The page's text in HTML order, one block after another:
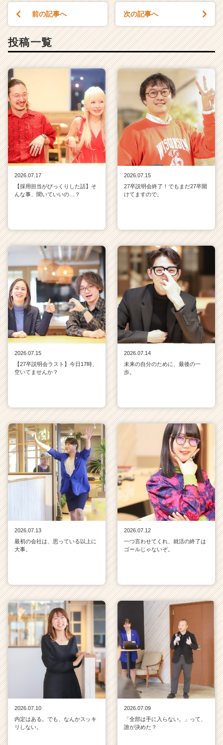
前の記事へ 次の記事へ
投稿一覧
2026.07.17
【採用担当がびっくりした話】そ
んな事、聞いていいの…？
2026.07.15
27卒説明会終了！でもまだ27卒開
けてますので。
2026.07.15
【27卒説明会ラスト】今日17時、
空いてませんか？
2026.07.14
未来の自分のために、最後の一
歩。
2026.07.13
最初の会社は、思っている以上に
大事。
2026.07.12
一つ言わせてくれ、就活の終了は
ゴールじゃないぞ。
2026.07.10
内定はある。でも、なんかスッキ
リしない。
2026.07.09
「全部は手に入らない。」って、
誰が決めた？